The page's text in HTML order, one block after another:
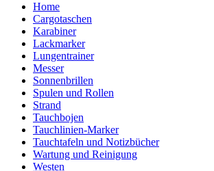
Home
Cargotaschen
Karabiner
Lackmarker
Lungentrainer
Messer
Sonnenbrillen
Spulen und Rollen
Strand
Tauchbojen
Tauchlinien-Marker
Tauchtafeln und Notizbücher
Wartung und Reinigung
Westen